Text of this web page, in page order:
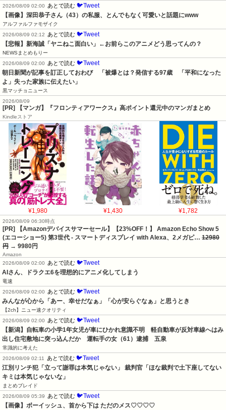
2026/08/09 02:00 あとで読む 🐦Tweet
【画像】深田恭子さん（43）の私服、とんでもなく可愛いと話題にwww
アルファルファモザイク
2026/08/09 02:12
あとで読む 🐦Tweet
【悲報】新海誠「ヤニねこ面白い」←お前らこのアニメどう思ってんの？
NEWSまとめもりー
2026/08/09 02:00
あとで読む 🐦Tweet
朝日新聞が記事を訂正しておわび　「被爆とは？発信する97歳　「平和になった
よ」失った家族に伝えたい」
黒マッチョニュース
2026/08/09
[PR] 【マンガ】『フロンティアワークス』高ポイント還元中のマンガまとめ
Kindleストア
¥1,980 ¥1,430 ¥1,782
2026/08/09 06:30時点
[PR] 【Amazonデバイスサマーセール】【23%OFF！】 Amazon Echo Show 5
(エコーショー5) 第3世代 - スマートディスプレイ with Alexa、2メガピ… 12980
円 → 9980円
Amazon
2026/08/09 02:00
あとで読む 🐦Tweet
AIさん、ドラクエ6を理想的にアニメ化してしまう
竜速
2026/08/09 02:00
あとで読む 🐦Tweet
みんなが心から「あー、幸せだなぁ」「心が安らぐなぁ」と思うとき
【2ch】ニュー速クオリティ
2026/08/09 02:00
あとで読む 🐦Tweet
【新潟】自転車の小学1年女児が車にひかれ意識不明　軽自動車が反対車線へはみ
出し住宅敷地に突っ込んだか　運転手の女（61）逮捕　五泉
常識的に考えた
2026/08/09 02:11
あとで読む 🐦Tweet
江別リンチ犯「立って謝罪は本気じゃない」 裁判官「ほな裁判で土下座してない
キミは本気じゃないな」
まとめブレイド
2026/08/09 05:39
あとで読む 🐦Tweet
【画像】ボーイッシュ、首から下は ただのメス♡♡♡♡